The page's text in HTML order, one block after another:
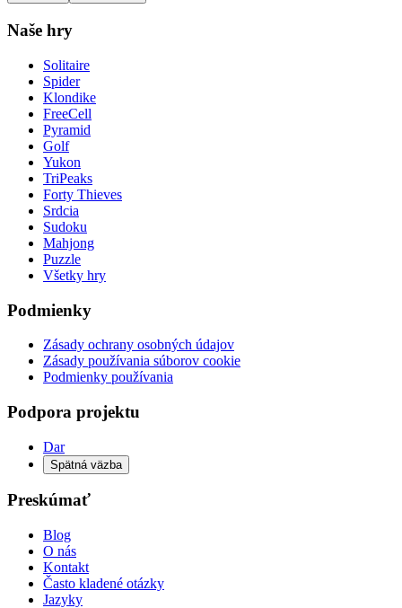
Naše hry
Solitaire
Spider
Klondike
FreeCell
Pyramid
Golf
Yukon
TriPeaks
Forty Thieves
Srdcia
Sudoku
Mahjong
Puzzle
Všetky hry
Podmienky
Zásady ochrany osobných údajov
Zásady používania súborov cookie
Podmienky používania
Podpora projektu
Dar
Spätná väzba
Preskúmať
Blog
O nás
Kontakt
Často kladené otázky
Jazyky